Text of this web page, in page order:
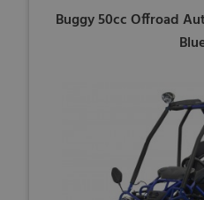
Buggy 50cc Offroad